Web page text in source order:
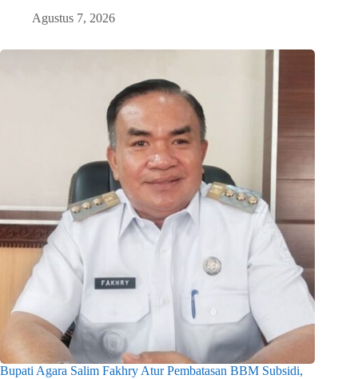
Agustus 7, 2026
Bupati Agara Salim Fakhry Atur Pembatasan BBM Subsidi,